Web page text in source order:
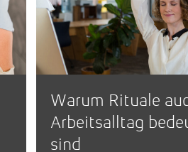
Warum Rituale
Arbeitsalltag
sind